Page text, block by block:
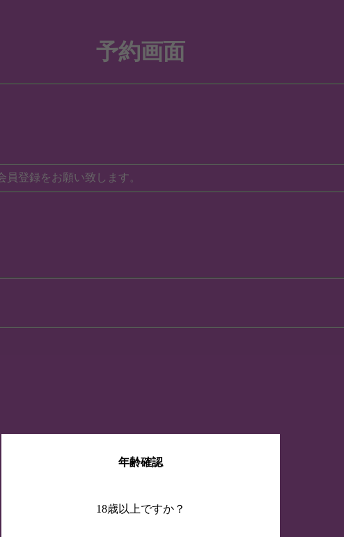
年齢確認
18歳以上ですか？
予約画面
登録をお願い致します。